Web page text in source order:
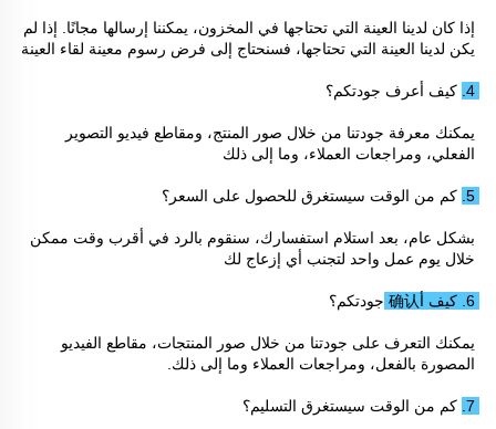
يكن لدينا العينة التي تحتاجها، فسنحتاج إلى فرض رسوم معينة لقاء العينة
4. كيف أعرف جودتكم؟
الفعلي، ومراجعات العملاء، وما إلى ذلك
5. كم من الوقت سيستغرق للحصول على السعر؟
خلال يوم عمل واحد لتجنب أي إزعاج لك
6. كيف أ确认 جودتكم؟
المصورة بالفعل، ومراجعات العملاء وما إلى ذلك.
7. كم من الوقت سيستغرق التسليم؟